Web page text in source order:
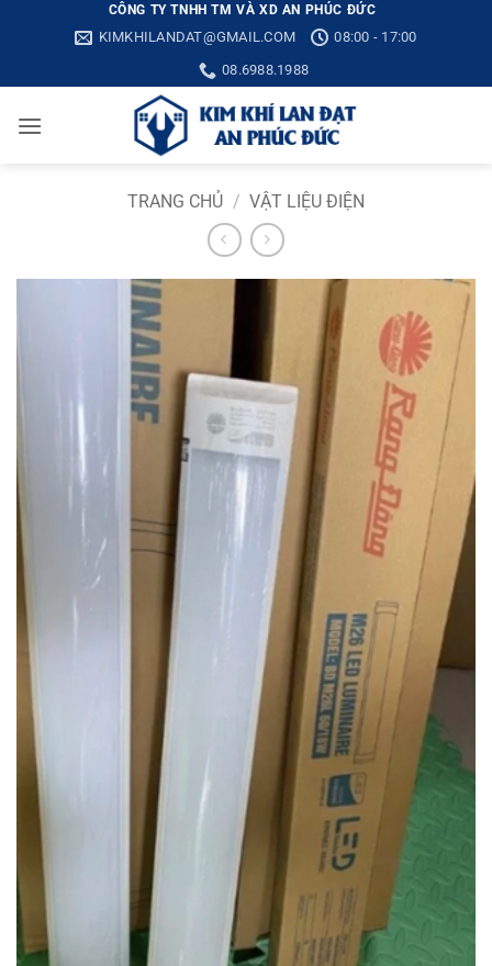
CÔNG TY TNHH TM VÀ XD AN PHÚC ĐỨC
KIMKHILANDAT@GMAIL.COM
08:00 - 17:00
08.6988.1988
TRANG CHỦ / VẬT LIỆU ĐIỆN